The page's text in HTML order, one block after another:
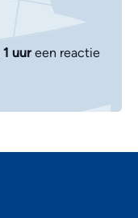
1 uur een reactie